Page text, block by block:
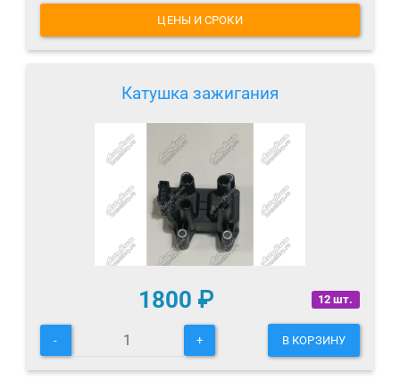
ЦЕНЫ И СРОКИ
Катушка зажигания
12 шт.
1800 ₽
- + В КОРЗИНУ